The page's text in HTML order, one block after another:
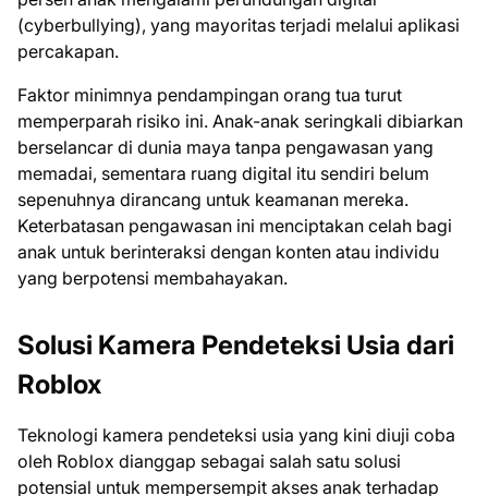
(cyberbullying), yang mayoritas terjadi melalui aplikasi
percakapan.
Faktor minimnya pendampingan orang tua turut
memperparah risiko ini. Anak-anak seringkali dibiarkan
berselancar di dunia maya tanpa pengawasan yang
memadai, sementara ruang digital itu sendiri belum
sepenuhnya dirancang untuk keamanan mereka.
Keterbatasan pengawasan ini menciptakan celah bagi
anak untuk berinteraksi dengan konten atau individu
yang berpotensi membahayakan.
Solusi Kamera Pendeteksi Usia dari
Roblox
Teknologi kamera pendeteksi usia yang kini diuji coba
oleh Roblox dianggap sebagai salah satu solusi
potensial untuk mempersempit akses anak terhadap